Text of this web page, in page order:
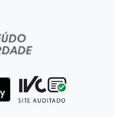
de
figura de alto